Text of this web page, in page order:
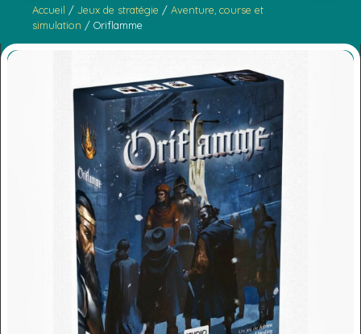
Accueil /Jeux de stratégie /Aventure, course et
simulation / Oriflamme